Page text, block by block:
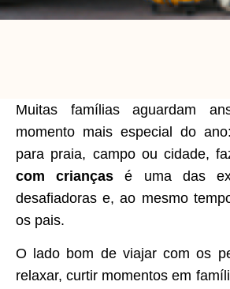
Muitas famílias aguardam
momento mais especial do
para praia, campo ou cidade,
com crianças é uma das
desafiadoras e, ao mesmo
os pais.
O lado bom de viajar com os
relaxar, curtir momentos em